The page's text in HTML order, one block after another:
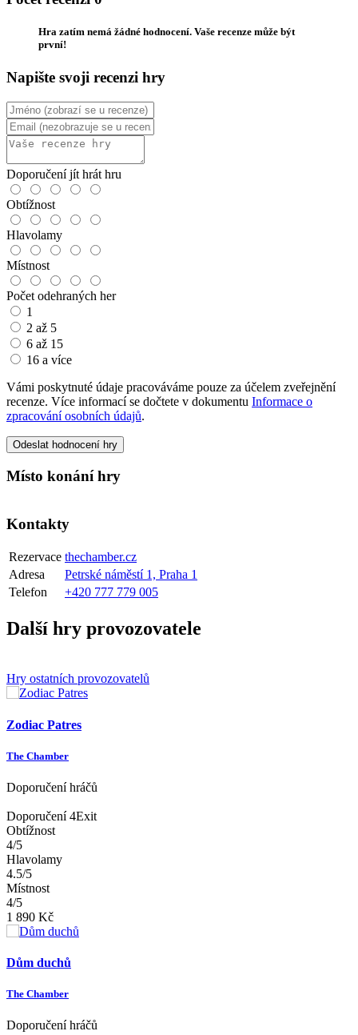
Hra zatím nemá žádné hodnocení. Vaše recenze může být
první!
Napište svoji recenzi hry
Doporučení jít hrát hru
Obtížnost
Hlavolamy
Místnost
Počet odehraných her
1
2 až 5
6 až 15
16 a více
Vámi poskytnuté údaje pracováváme pouze za účelem zveřejnění
recenze. Více informací se dočtete v dokumentu Informace o
zpracování osobních údajů.
Odeslat hodnocení hry
Místo konání hry
Kontakty
Rezervace thechamber.cz
Adresa
Petrské náměstí 1, Praha 1
Telefon
+420 777 779 005
Další hry provozovatele
Hry ostatních provozovatelů
Zodiac Patres
The Chamber
Doporučení hráčů
Doporučení 4Exit
Obtížnost
4/5
Hlavolamy
4.5/5
Místnost
4/5
1 890 Kč
Dům duchů
The Chamber
Doporučení hráčů